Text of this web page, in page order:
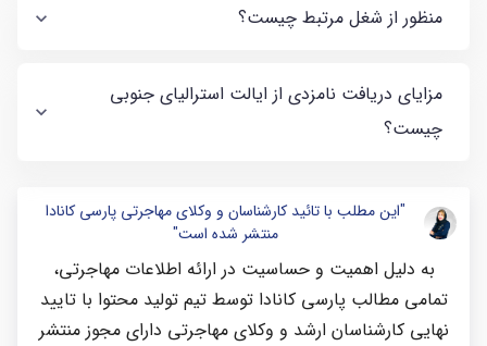
منظور از شغل مرتبط چیست؟
مزایای دریافت نامزدی از ایالت استرالیای جنوبی
چیست؟
"این مطلب با تائید کارشناسان و وکلای مهاجرتی پارسی کانادا
منتشر شده است"
به دلیل اهمیت و حساسیت در ارائه اطلاعات مهاجرتی،
تمامی مطالب پارسی کانادا توسط تیم تولید محتوا با تایید
نهایی کارشناسان ارشد و وکلای مهاجرتی دارای مجوز منتشر